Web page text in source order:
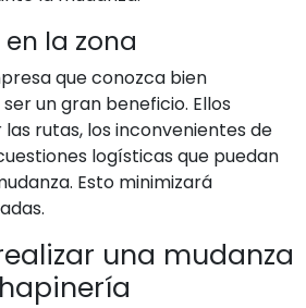
en la zona
que conozca bien
un gran beneficio. Ellos
rutas, los inconvenientes de
logísticas que puedan
Esto minimizará
una mudanza